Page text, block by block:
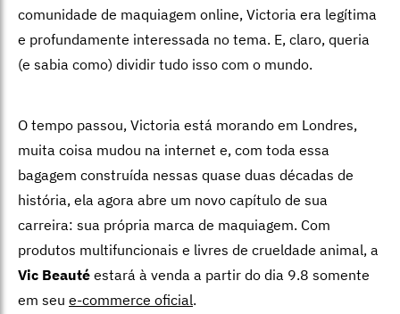
comunidade de maquiagem online, Victoria era legítima
e profundamente interessada no tema. E, claro, queria
(e sabia como) dividir tudo isso com o mundo.
O tempo passou, Victoria está morando em Londres,
muita coisa mudou na internet e, com toda essa
bagagem construída nessas quase duas décadas de
história, ela agora abre um novo capítulo de sua
carreira: sua própria marca de maquiagem. Com
produtos multifuncionais e livres de crueldade animal, a
Vic Beauté estará à venda a partir do dia 9.8 somente
em seu e-commerce oficial.